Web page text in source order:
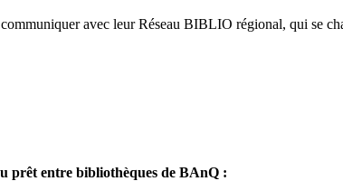
avec leur Réseau BIBLIO régional, qui se
prêt entre bibliothèques de BAnQ :